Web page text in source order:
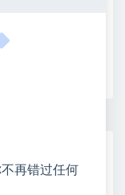
再错过任何